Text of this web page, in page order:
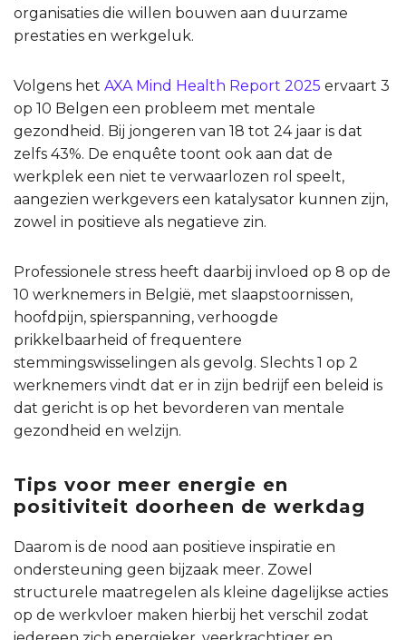
organisaties die willen bouwen aan duurzame
prestaties en werkgeluk.
Volgens het AXA Mind Health Report 2025 ervaart 3
op 10 Belgen een probleem met mentale
gezondheid. Bij jongeren van 18 tot 24 jaar is dat
zelfs 43%. De enquête toont ook aan dat de
werkplek een niet te verwaarlozen rol speelt,
aangezien werkgevers een katalysator kunnen zijn,
zowel in positieve als negatieve zin.
Professionele stress heeft daarbij invloed op 8 op de
10 werknemers in België, met slaapstoornissen,
hoofdpijn, spierspanning, verhoogde
prikkelbaarheid of frequentere
stemmingswisselingen als gevolg. Slechts 1 op 2
werknemers vindt dat er in zijn bedrijf een beleid is
dat gericht is op het bevorderen van mentale
gezondheid en welzijn.
Tips voor meer energie en
positiviteit doorheen de werkdag
Daarom is de nood aan positieve inspiratie en
ondersteuning geen bijzaak meer. Zowel
structurele maatregelen als kleine dagelijkse acties
op de werkvloer maken hierbij het verschil zodat